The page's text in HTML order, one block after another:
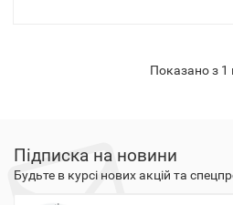
Показано з 1
Підписка на новини
Будьте в курсі нових акцій та